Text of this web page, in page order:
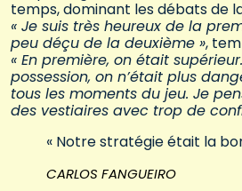
temps, dominant les débats de
« Je suis très heureux de la
peu déçu de la deuxième »,
« En première, on était
possession, on n’était plus
tous les moments du jeu. Je
des vestiaires avec trop de
« Notre stratégie était la
CARLOS FANGUEIRO